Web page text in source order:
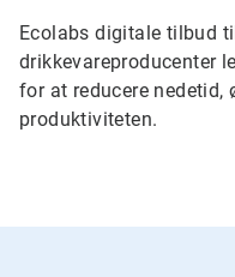
Ecolabs digitale tilbud
drikkevareproducenter
for at reducere nedetid,
produktiviteten.